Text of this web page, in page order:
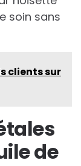
soin sans
clients sur
de